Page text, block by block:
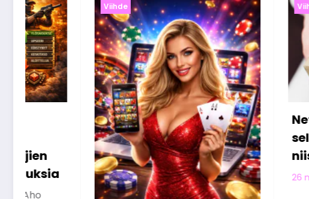
Viihde
Nettikasinobonukset
selitettynä – näin saat
niistä kaiken irti
26 maaliskuun, 2026 Olivia Aho
Viihde